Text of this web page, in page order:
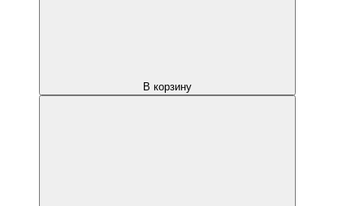
В корзину